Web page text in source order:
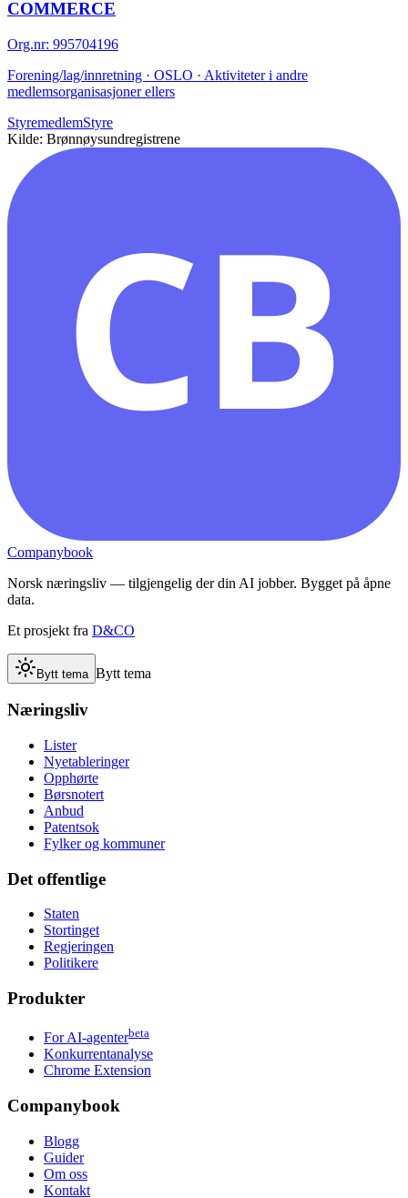
COMMERCE
Org.nr: 995704196
Forening/lag/innretning · OSLO · Aktiviteter i andre
medlemsorganisasjoner ellers
StyremedlemStyre
Kilde: Brønnøysundregistrene
CB
Companybook
Norsk næringsliv — tilgjengelig der din AI jobber. Bygget på åpne
data.
Et prosjekt fra D&CO
Bytt tema Bytt tema
Næringsliv
Lister
Nyetableringer
Opphørte
Børsnotert
Anbud
Patentsok
Fylker og kommuner
Det offentlige
Staten
Stortinget
Regjeringen
Politikere
Produkter
For AI-agenterbeta
Konkurrentanalyse
Chrome Extension
Companybook
Blogg
Guider
Om oss
Kontakt